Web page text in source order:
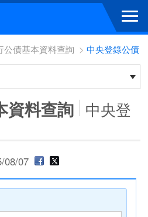
公債基本資料查詢 > 中央登錄公債
資料查詢 中央登
08/07